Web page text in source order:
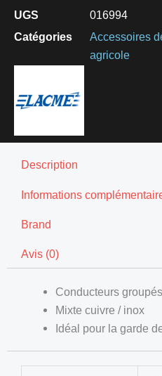
UGS
016994
Catégories
Accessoires
agricole
Description
Informations
Brand
Avis (0)
Conducteurs
Mixte cuivre / inox
Idéal pour la garde